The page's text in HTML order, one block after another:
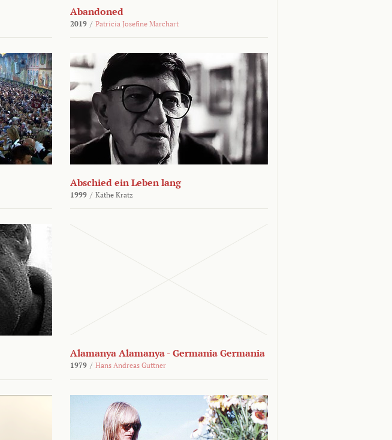
Abandoned
2019 / Patricia Josefine Marchart
Abschied ein Leben lang
1999 / Käthe Kratz
Alamanya Alamanya - Germania Germania
1979 / Hans Andreas Guttner